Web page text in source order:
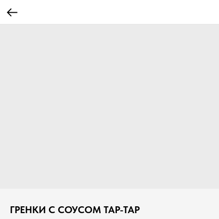
ГРЕНКИ С СОУСОМ ТАР-ТАР